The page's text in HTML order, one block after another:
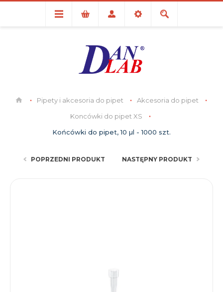
Pipety i akcesoria do pipet
Akcesoria do pipet
Koncówki do pipet XS
Końcówki do pipet, 10 µl - 1000 szt.
POPRZEDNI PRODUKT NASTĘPNY PRODUKT